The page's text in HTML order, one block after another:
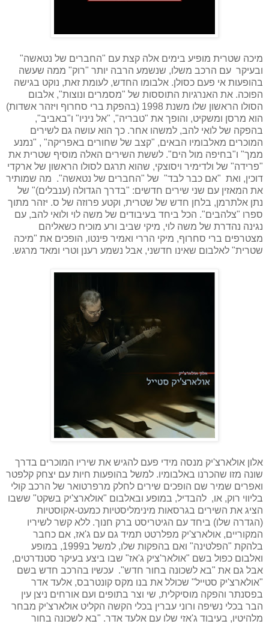
מיכה שטרית מופיע בימים אלה קצת עם "החברים של נטאשה"
ובעיקר עם הרכב משלו, שנשמע הרבה יותר "רוק" ממה שעשה
בהופעות אי פעם כסולן. אלבומו החדש, לעומת זאת, נוקט בגישה
הפוכה. את האנרגיות התוססות של "מסמרים ונוצות", אלבום
הסולו הראשון שלו משנת 1998 (בהפקת ברי סחרוף ויזהר אשדות)
הוא מרסן ומשקיט, והופך את "טבריה", "אל ניניו" ו"באביב",
בהפקה של לואי להב, למשהו אחר. כך הוא עושה גם לשירים
המוכרים מאלבומיו הבאים, "קצב של שחורים באפריקה" , "נמנע
ממך" ו"בחיפה מול הים". לששת השירים האלה מוסיף שטרית את
"פרידה" של ולדימיר ויסוצקי, שהוא תרגם לסולו הראשון של ארקדי
דוכין, ואת "אם כבר לבד" של "החברים של נטאשה". מה שמותיר
את המאזין עם שני שירים חדשים: "בדרך הגדולה (ענבלים)" של
נתן אלתרמן, בלחן חדש של שטרית, וקטע פרוזה של ס. יזהר מתוך
ספרו "צלהבים". הכל ביחד בעיבודים של משה לוי ולואי להב, עם
נגינה נהדרת של משה לוי, מיקי שביב ורע מוכיח כשאליהם
מצטרפים ברי סחרוף, מיקי הררי ואמיר פינטו, הופכים את "מיכה
שטרית" לאלבום שאינו חדשני, אבל נשמע רענן וטרי ומאד מרגש.
אלון אולארצ'יק מנסה מידי פעם להגיש את שיריו המוכרים בדרך
שונה מזו שהכרנו באלבומיו. למשל בהופעות חיות עם יצחק קלפטר
ואפרים שמיר שם הופכים שירים לחלק מרפרטואר של הרכב קולי
בליווי רוק, או, להבדיל, במופע ובאלבום "אולארצ'יק בשקט" ששבו
הציג את השירים בגרסאות מינימליסטיות כמעט-אקוסטיות
(הגדרה שלו) ביחד עם הגיטריסט ברק חנוך. ללא קשר לשיריו
המקוריים, אולארצ'יק מפלרטט תמיד גם עם ג'אז, אם כחבר
בלהקת "הפלטינה" ואם בהפקות שלו, למשל ב1999, במופע
ואלבום כפול בשם "אולאר'ציק ג'אז" שבו ביצע בעיקר סטנדרטים,
אבל גם את "בא לשכונה בחור חדש". עכשיו בהרכב חדש בשם
"אולארצ'יק סטייל" שכולל את בנו מקס קונטרבס, אלעד אדר
בפסנתר והפקה מוסיקלית, שי וצר בתופים ועם אורחים ניצן עין
הבר בכלי נשיפה ורוני עברין בכלי הקשה הקליט אולארצ'יק מבחר
מלהיטיו, בעיבוד ג'אזי שלו עם אלעד אדר. "בא לשכונה בחור